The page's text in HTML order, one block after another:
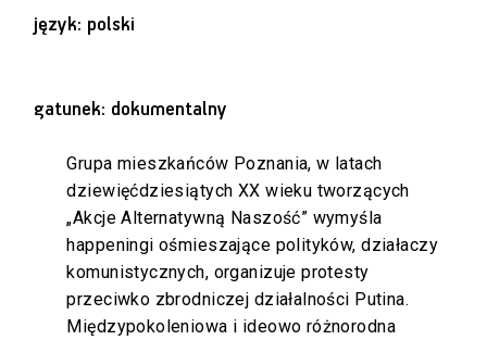
język: polski
gatunek: dokumentalny
Grupa mieszkańców Poznania, w latach
dziewięćdziesiątych XX wieku tworzących
„Akcje Alternatywną Naszość” wymyśla
happeningi ośmieszające polityków, działaczy
komunistycznych, organizuje protesty
przeciwko zbrodniczej działalności Putina.
Międzypokoleniowa i ideowo różnorodna